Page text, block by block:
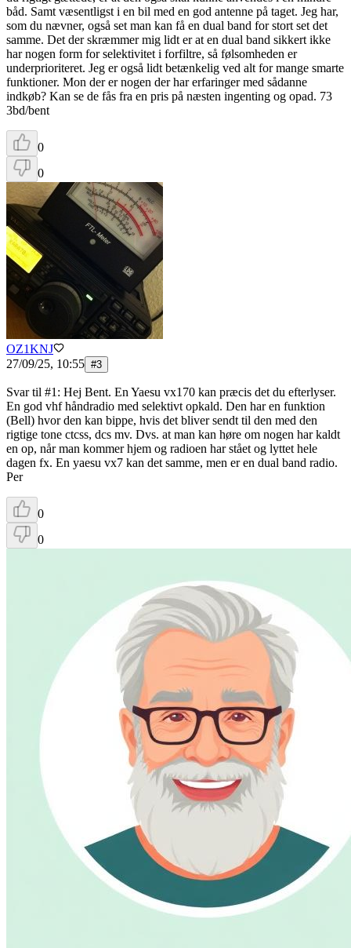
båd. Samt væsentligst i en bil med en god antenne på taget. Jeg har,
som du nævner, også set man kan få en dual band for stort set det
samme. Det der skræmmer mig lidt er at en dual band sikkert ikke
har nogen form for selektivitet i forfiltre, så følsomheden er
underprioriteret. Jeg er også lidt betænkelig ved alt for mange smarte
funktioner. Mon der er nogen der har erfaringer med sådanne
indkøb? Kan se de fås fra en pris på næsten ingenting og opad. 73
3bd/bent
0
0
OZ1KNJ
27/09/25, 10:55 #3
Svar til #1: Hej Bent. En Yaesu vx170 kan præcis det du efterlyser.
En god vhf håndradio med selektivt opkald. Den har en funktion
(Bell) hvor den kan bippe, hvis det bliver sendt til den med den
rigtige tone ctcss, dcs mv. Dvs. at man kan høre om nogen har kaldt
en op, når man kommer hjem og radioen har stået og lyttet hele
dagen fx. En yaesu vx7 kan det samme, men er en dual band radio.
Per
0
0